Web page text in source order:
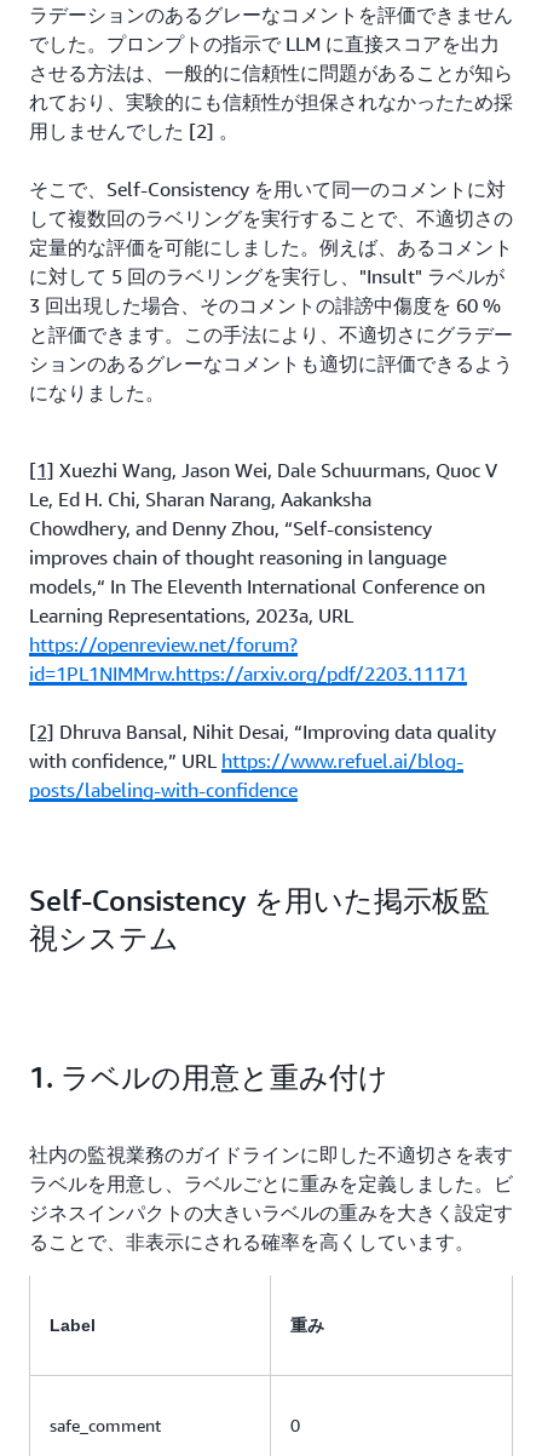
ラデーションのあるグレーなコメントを評価できません
でした。プロンプトの指示で LLM に直接スコアを出力
させる方法は、一般的に信頼性に問題があることが知ら
れており、実験的にも信頼性が担保されなかったため採
用しませんでした [2] 。
そこで、Self-Consistency を用いて同一のコメントに対
して複数回のラベリングを実行することで、不適切さの
定量的な評価を可能にしました。例えば、あるコメント
に対して 5 回のラベリングを実行し、"Insult" ラベルが
3 回出現した場合、そのコメントの誹謗中傷度を 60 %
と評価できます。この手法により、不適切さにグラデー
ションのあるグレーなコメントも適切に評価できるよう
になりました。
[1] Xuezhi Wang, Jason Wei, Dale Schuurmans, Quoc V
Le, Ed H. Chi, Sharan Narang, Aakanksha
Chowdhery, and Denny Zhou, “Self-consistency
improves chain of thought reasoning in language
models,“ In The Eleventh International Conference on
Learning Representations, 2023a, URL
https://openreview.net/forum?
id=1PL1NIMMrw.https://arxiv.org/pdf/2203.11171
[2] Dhruva Bansal, Nihit Desai, “Improving data quality
with confidence,” URL https://www.refuel.ai/blog-
posts/labeling-with-confidence
Self-Consistency を用いた掲示板監
視システム
1. ラベルの用意と重み付け
社内の監視業務のガイドラインに即した不適切さを表す
ラベルを用意し、ラベルごとに重みを定義しました。ビ
ジネスインパクトの大きいラベルの重みを大きく設定す
ることで、非表示にされる確率を高くしています。
Label 重み
safe_comment 0